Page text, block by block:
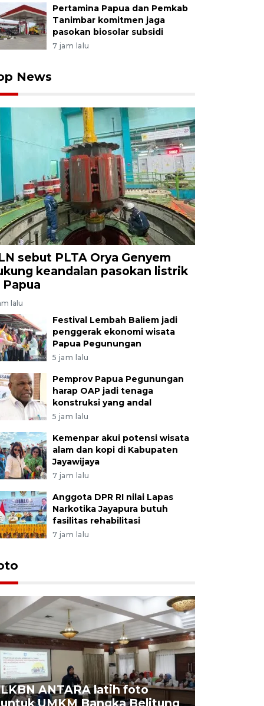
Pertamina Papua dan Pemkab
Tanimbar komitmen jaga
pasokan biosolar subsidi
7 jam lalu
News
sebut PLTA Orya Genyem
keandalan pasokan listrik
Papua
lalu
Festival Lembah Baliem jadi
penggerak ekonomi wisata
Papua Pegunungan
5 jam lalu
Pemprov Papua Pegunungan
harap OAP jadi tenaga
konstruksi yang andal
5 jam lalu
Kemenpar akui potensi wisata
alam dan kopi di Kabupaten
Jayawijaya
7 jam lalu
Anggota DPR RI nilai Lapas
Narkotika Jayapura butuh
fasilitas rehabilitasi
7 jam lalu
LKBN ANTARA latih foto